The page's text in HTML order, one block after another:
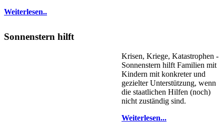
Weiterlesen..
Sonnenstern hilft
Krisen, Kriege, Katastrophen -
Sonnenstern hilft Familien mit
Kindern mit konkreter und
gezielter Unterstützung, wenn
die staatlichen Hilfen (noch)
nicht zuständig sind.
Weiterlesen...